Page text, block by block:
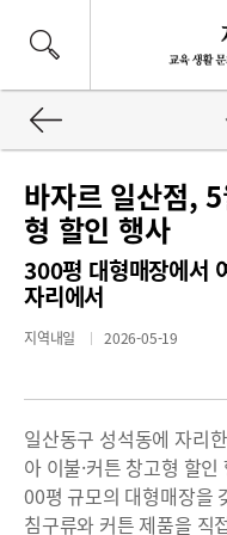
바자르 일산점,
형 할인 행사
300평 대형매장에서
자리에서
지역내일 2026-05-19
일산동구 성석동에 자리
아 이불·커튼 창고형 할
00평 규모의 대형매장을
침구류와 커튼 제품을 직